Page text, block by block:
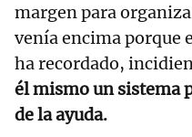
margen para
venía encima porque
ha recordado,
él mismo un sistema
de la ayuda.